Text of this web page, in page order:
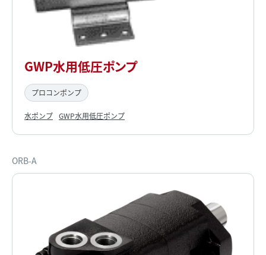
GWP水用低圧ポンプ
プロコンポンプ
水ポンプ GWP水用低圧ポンプ
ORB-A